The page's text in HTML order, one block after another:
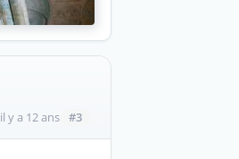
il y a 12 ans #3